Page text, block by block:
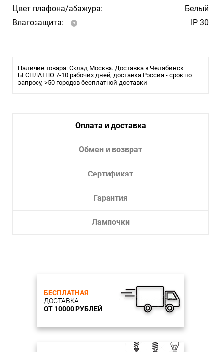
Цвет плафона/абажура:
Белый
Влагозащита:
IP 30
Наличие товара: Склад Москва. Доставка в Челябинск
БЕСПЛАТНО 7-10 рабочих дней, доставка Россия - срок по
запросу, >50 городов бесплатной доставки
Оплата и доставка
Обмен и возврат
Сертификат
Гарантия
Лампочки
БЕСПЛАТНАЯ
ДОСТАВКА
ОТ 10000 РУБЛЕЙ